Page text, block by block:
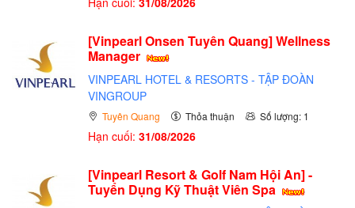
[Vinpearl Onsen Tuyên Quang] Wellness
Manager
VINPEARL HOTEL & RESORTS - TẬP ĐOÀN
VINGROUP
Tuyên Quang Thỏa thuận Số lượng: 1
Hạn cuối: 31/08/2026
[Vinpearl Resort & Golf Nam Hội An] -
Tuyển Dụng Kỹ Thuật Viên Spa